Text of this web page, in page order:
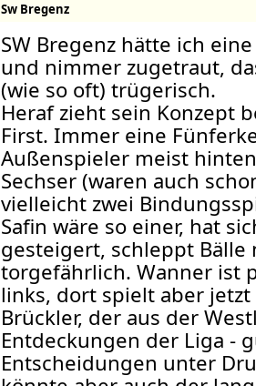
Sw Bregenz
SW Bregenz hätte ich
und nimmer zugetraut,
(wie so oft) trügerisch.
Heraf zieht sein Konzept
First. Immer eine
Außenspieler meist
Sechser (waren auch
vielleicht zwei
Safin wäre so einer, hat
gesteigert, schleppt Bälle
torgefährlich. Wanner ist
links, dort spielt aber jetzt
Brückler, der aus der
Entdeckungen der Liga -
Entscheidungen unter